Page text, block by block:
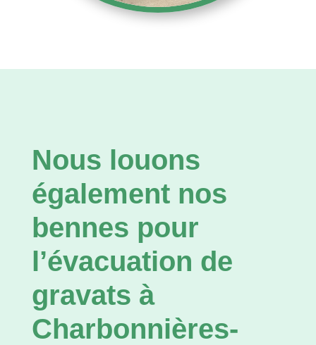
Nous louons
également nos
bennes pour
l’évacuation de
gravats à
Charbonnières-